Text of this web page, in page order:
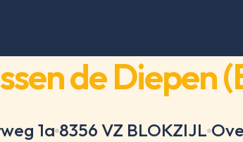
de Diepen
1a 8356 VZ BLOKZIJL